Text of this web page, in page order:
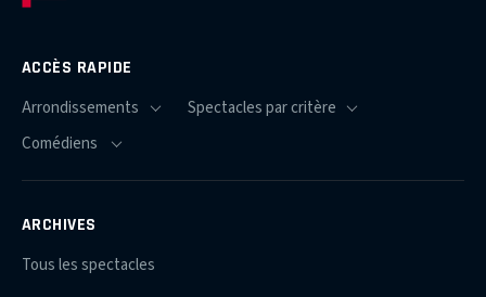
ACCÈS RAPIDE
ARCHIVES
Tous les spectacles